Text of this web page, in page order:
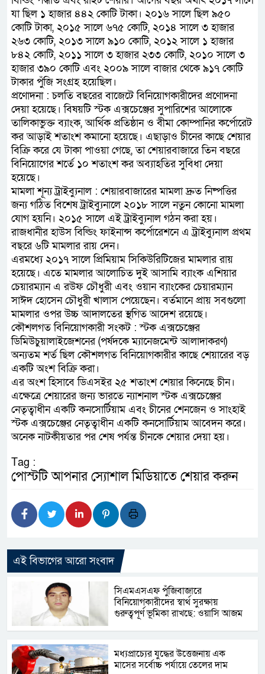
যা ছিল ১ হাজার ৪৪২ কোটি টাকা। ২০১৬ সালে ছিল ৯৫০
কোটি টাকা, ২০১৫ সালে ৬৭৫ কোটি, ২০১৪ সালে ৩ হাজার
২৬৩ কোটি, ২০১৩ সালে ৯১০ কোটি, ২০১২ সালে ১ হাজার
৮৪২ কোটি, ২০১১ সালে ৩ হাজার ২৩৩ কোটি, ২০১০ সালে ৩
হাজার ৩৯০ কোটি এবং ২০০৯ সালে বাজার থেকে ৯১৭ কোটি
টাকার পুঁজি সংগ্রহ হয়েছিল।
প্রণোদনা : চলতি বছরের বাজেটে বিনিয়োগকারীদের প্রণোদনা
দেয়া হয়েছে। বিষয়টি স্টক এক্সচেঞ্জের সুপারিশের আলোকে
তালিকাভুক্ত ব্যাংক, আর্থিক প্রতিষ্ঠান ও বীমা কোম্পানির কর্পোরেট
কর আড়াই শতাংশ কমানো হয়েছে। এছাড়াও চীনের কাছে শেয়ার
বিক্রি করে যে টাকা পাওয়া গেছে, তা শেয়ারবাজারে তিন বছরে
বিনিয়োগের শর্তে ১০ শতাংশ কর অব্যাহতির সুবিধা দেয়া
হয়েছে।
মামলা শূন্য ট্রাইব্যুনাল : শেয়ারবাজারের মামলা দ্রুত নিষ্পত্তির
জন্য গঠিত বিশেষ ট্রাইব্যুনালে ২০১৮ সালে নতুন কোনো মামলা
যোগ হয়নি। ২০১৫ সালে এই ট্রাইব্যুনাল গঠন করা হয়।
রাজধানীর হাউস বিল্ডিং ফাইনান্স কর্পোরেশনে এ ট্রাইব্যুনাল প্রথম
বছরে ৬টি মামলার রায় দেন।
এরমধ্যে ২০১৭ সালে প্রিমিয়াম সিকিউরিটিজের মামলার রায়
হয়েছে। এতে মামলার আলোচিত দুই আসামি ব্যাংক এশিয়ার
চেয়ারম্যান এ রউফ চৌধুরী এবং ওয়ান ব্যাংকের চেয়ারম্যান
সাঈদ হোসেন চৌধুরী খালাস পেয়েছেন। বর্তমানে প্রায় সবগুলো
মামলার ওপর উচ্চ আদালতের স্থগিত আদেশ রয়েছে।
কৌশলগত বিনিয়োগকারী সংকট : স্টক এক্সচেঞ্জের
ডিমিউচুয়ালাইজেশনের (পর্ষদকে ম্যানেজমেন্ট আলাদাকরণ)
অন্যতম শর্ত ছিল কৌশলগত বিনিয়োগকারীর কাছে শেয়ারের বড়
একটি অংশ বিক্রি করা।
এর অংশ হিসাবে ডিএসইর ২৫ শতাংশ শেয়ার কিনেছে চীন।
এক্ষেত্রে শেয়ারের জন্য ভারতে ন্যাশনাল স্টক এক্সচেঞ্জের
নেতৃত্বাধীন একটি কনসোর্টিয়াম এবং চীনের শেনজেন ও সাংহাই
স্টক এক্সচেঞ্জের নেতৃত্বাধীন একটি কনসোর্টিয়াম আবেদন করে।
অনেক নাটকীয়তার পর শেষ পর্যন্ত চীনকে শেয়ার দেয়া হয়।
Tag :
পোস্টটি আপনার স্যোশাল মিডিয়াতে শেয়ার করুন
এই বিভাগের আরো সংবাদ
সিএমএসএফ পুঁজিবাজারে
বিনিয়োগকারীদের স্বার্থ সুরক্ষায়
গুরুত্বপূর্ণ ভূমিকা রাখছে: ওয়াসি আজম
মধ্যপ্রাচ্যের যুদ্ধের উত্তেজনায় এক
মাসের সর্বোচ্চ পর্যায়ে তেলের দাম